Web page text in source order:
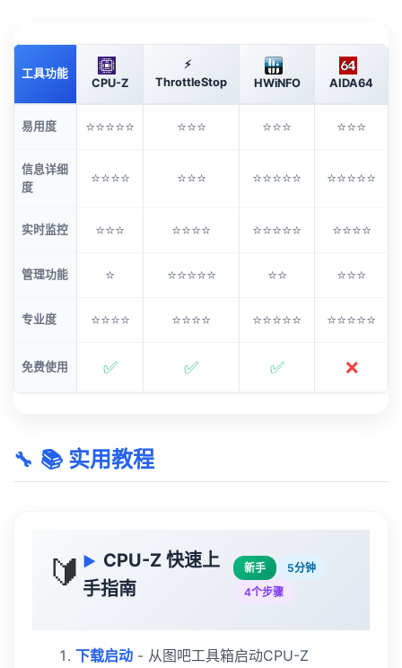
工具功能
CPU-Z
⚡
ThrottleStop
HWiNFO AIDA64
易用度 ⭐⭐⭐⭐⭐ ⭐⭐⭐ ⭐⭐⭐ ⭐⭐⭐
信息详细
度
⭐⭐⭐⭐ ⭐⭐⭐ ⭐⭐⭐⭐⭐ ⭐⭐⭐⭐⭐
实时监控 ⭐⭐⭐ ⭐⭐⭐⭐ ⭐⭐⭐⭐⭐ ⭐⭐⭐⭐
管理功能 ⭐ ⭐⭐⭐⭐⭐ ⭐⭐ ⭐⭐⭐
专业度 ⭐⭐⭐⭐ ⭐⭐⭐⭐ ⭐⭐⭐⭐⭐ ⭐⭐⭐⭐⭐
免费使用 ✅ ✅ ✅ ❌
📚 实用教程
🔰
CPU-Z 快速上
手指南
新手
5分钟
4个步骤
下载启动 - 从图吧工具箱启动CPU-Z